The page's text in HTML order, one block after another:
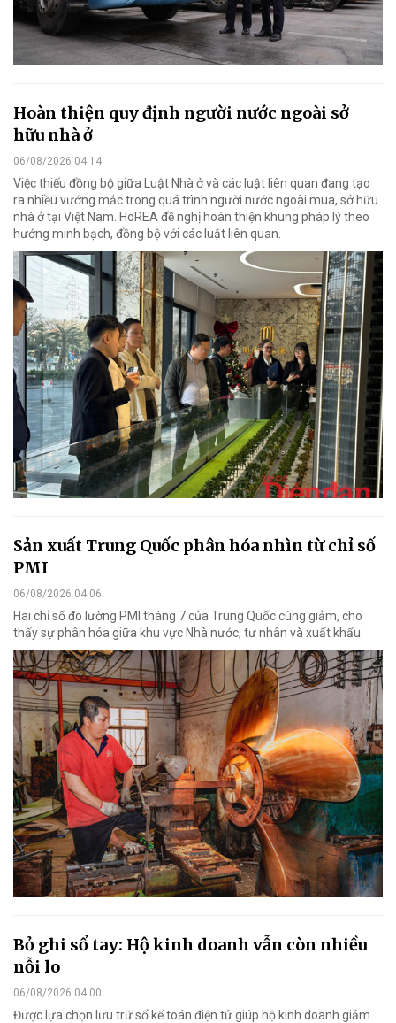
Hoàn thiện quy định người nước ngoài sở
hữu nhà ở
06/08/2026 04:14
Việc thiếu đồng bộ giữa Luật Nhà ở và các luật liên quan đang tạo
ra nhiều vướng mắc trong quá trình người nước ngoài mua, sở hữu
nhà ở tại Việt Nam. HoREA đề nghị hoàn thiện khung pháp lý theo
hướng minh bạch, đồng bộ với các luật liên quan.
Sản xuất Trung Quốc phân hóa nhìn từ chỉ số
PMI
06/08/2026 04:06
Hai chỉ số đo lường PMI tháng 7 của Trung Quốc cùng giảm, cho
thấy sự phân hóa giữa khu vực Nhà nước, tư nhân và xuất khẩu.
Bỏ ghi sổ tay: Hộ kinh doanh vẫn còn nhiều
nỗi lo
06/08/2026 04:00
Được lựa chọn lưu trữ sổ kế toán điện tử giúp hộ kinh doanh giảm